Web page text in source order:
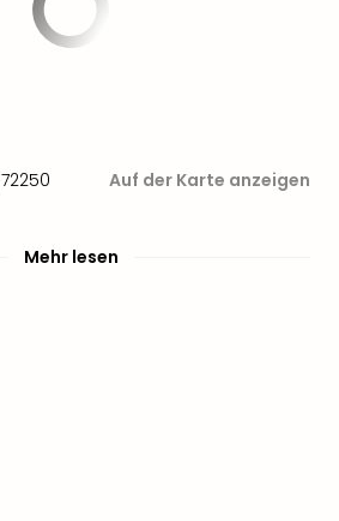
72250
Auf der Karte anzeigen
Mehr lesen